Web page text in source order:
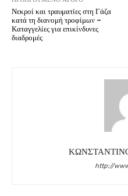
Νεκροί και τραυματίες στη Γάζα
κατά τη διανομή τροφίμων –
Καταγγελίες για επικίνδυνες
διαδρομές
http://